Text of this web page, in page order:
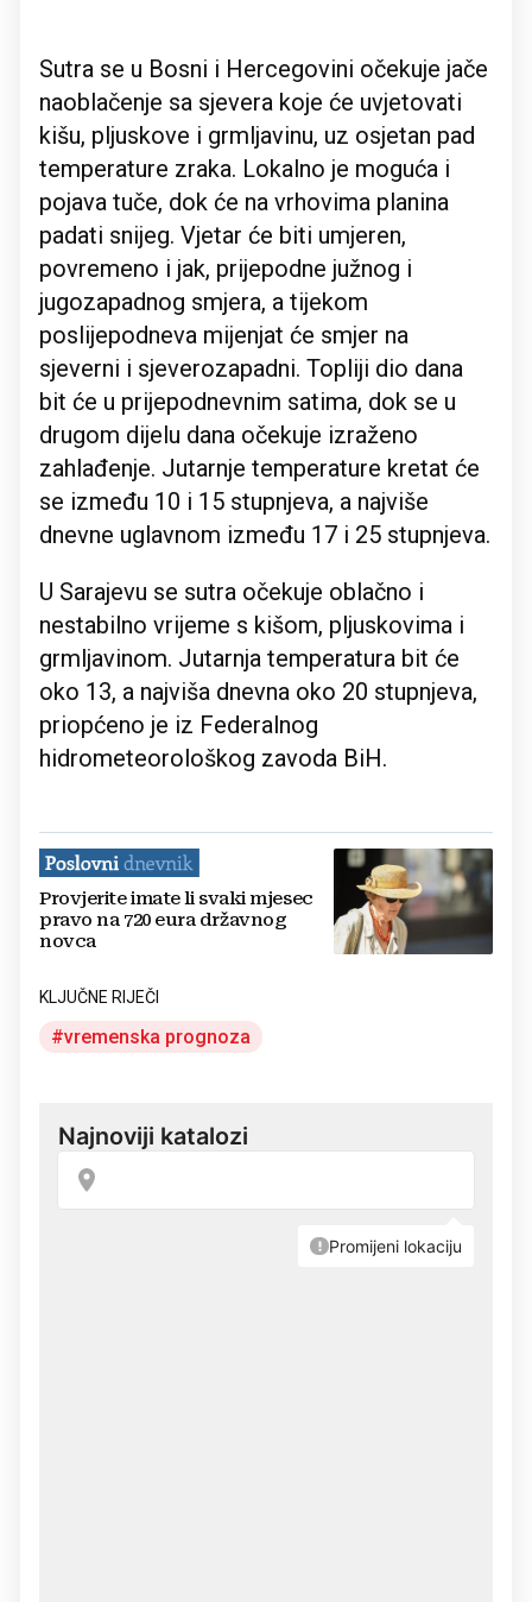
Sutra se u Bosni i Hercegovini očekuje jače
naoblačenje sa sjevera koje će uvjetovati
kišu, pljuskove i grmljavinu, uz osjetan pad
temperature zraka. Lokalno je moguća i
pojava tuče, dok će na vrhovima planina
padati snijeg. Vjetar će biti umjeren,
povremeno i jak, prijepodne južnog i
jugozapadnog smjera, a tijekom
poslijepodneva mijenjat će smjer na
sjeverni i sjeverozapadni. Topliji dio dana
bit će u prijepodnevnim satima, dok se u
drugom dijelu dana očekuje izraženo
zahlađenje. Jutarnje temperature kretat će
se između 10 i 15 stupnjeva, a najviše
dnevne uglavnom između 17 i 25 stupnjeva.
U Sarajevu se sutra očekuje oblačno i
nestabilno vrijeme s kišom, pljuskovima i
grmljavinom. Jutarnja temperatura bit će
oko 13, a najviša dnevna oko 20 stupnjeva,
priopćeno je iz Federalnog
hidrometeorološkog zavoda BiH.
Provjerite imate li svaki mjesec
pravo na 720 eura državnog
novca
KLJUČNE RIJEČI
vremenska prognoza